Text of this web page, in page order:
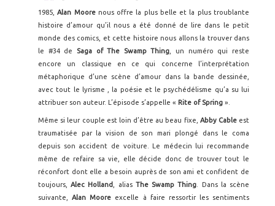
1985,Alan Moorenous offre la plus belle et la plus troublante
histoire d’amour qu’il nous a été donné de lire dans le petit
monde des comics, et cette histoire nous allons la trouver dans
le #34 de Saga of The Swamp Thing , un numéro qui reste
encore un classique en ce qui concerne l’interprétation
métaphorique d’une scène d’amour dans la bande dessinée,
avec tout le lyrisme , la poésie et le psychédélisme qu’a su lui
attribuer son auteur. L’épisode s’appelle « Rite of Spring ».
Même si leur couple est loin d’être au beau fixe, Abby Cableest
traumatisée par la vision de son mari plongé dans le coma
depuis son accident de voiture. Le médecin lui recommande
même de refaire sa vie, elle décide donc de trouver tout le
réconfort dont elle a besoin auprès de son ami et confident de
toujours,Alec Holland , alias The Swamp Thing . Dans la scène
suivante,Alan Moore excelle à faire ressortir les sentiments